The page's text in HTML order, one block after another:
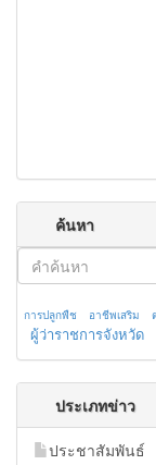
ค้นหา
การปลูกพืช อาชีพเสริม
ผู้ว่าราชการจังหวัด
ประเภทข่าว
ประชาสัมพันธ์